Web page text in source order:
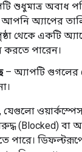
শুধুমাত্র অবাধ
অ্যাপের
থেকে একটি
করতে পারেন।
– অ্যাপটি গুগলের
যেগুলো
(Blocked) বা
পারে।